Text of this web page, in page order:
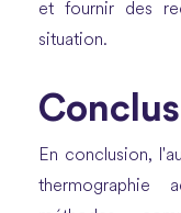
et fournir des
situation.
En conclusion,
thermographie